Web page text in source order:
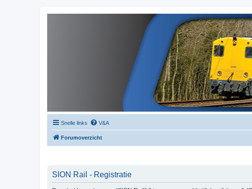
Snelle links V&A
Forumoverzicht
SION Rail - Registratie